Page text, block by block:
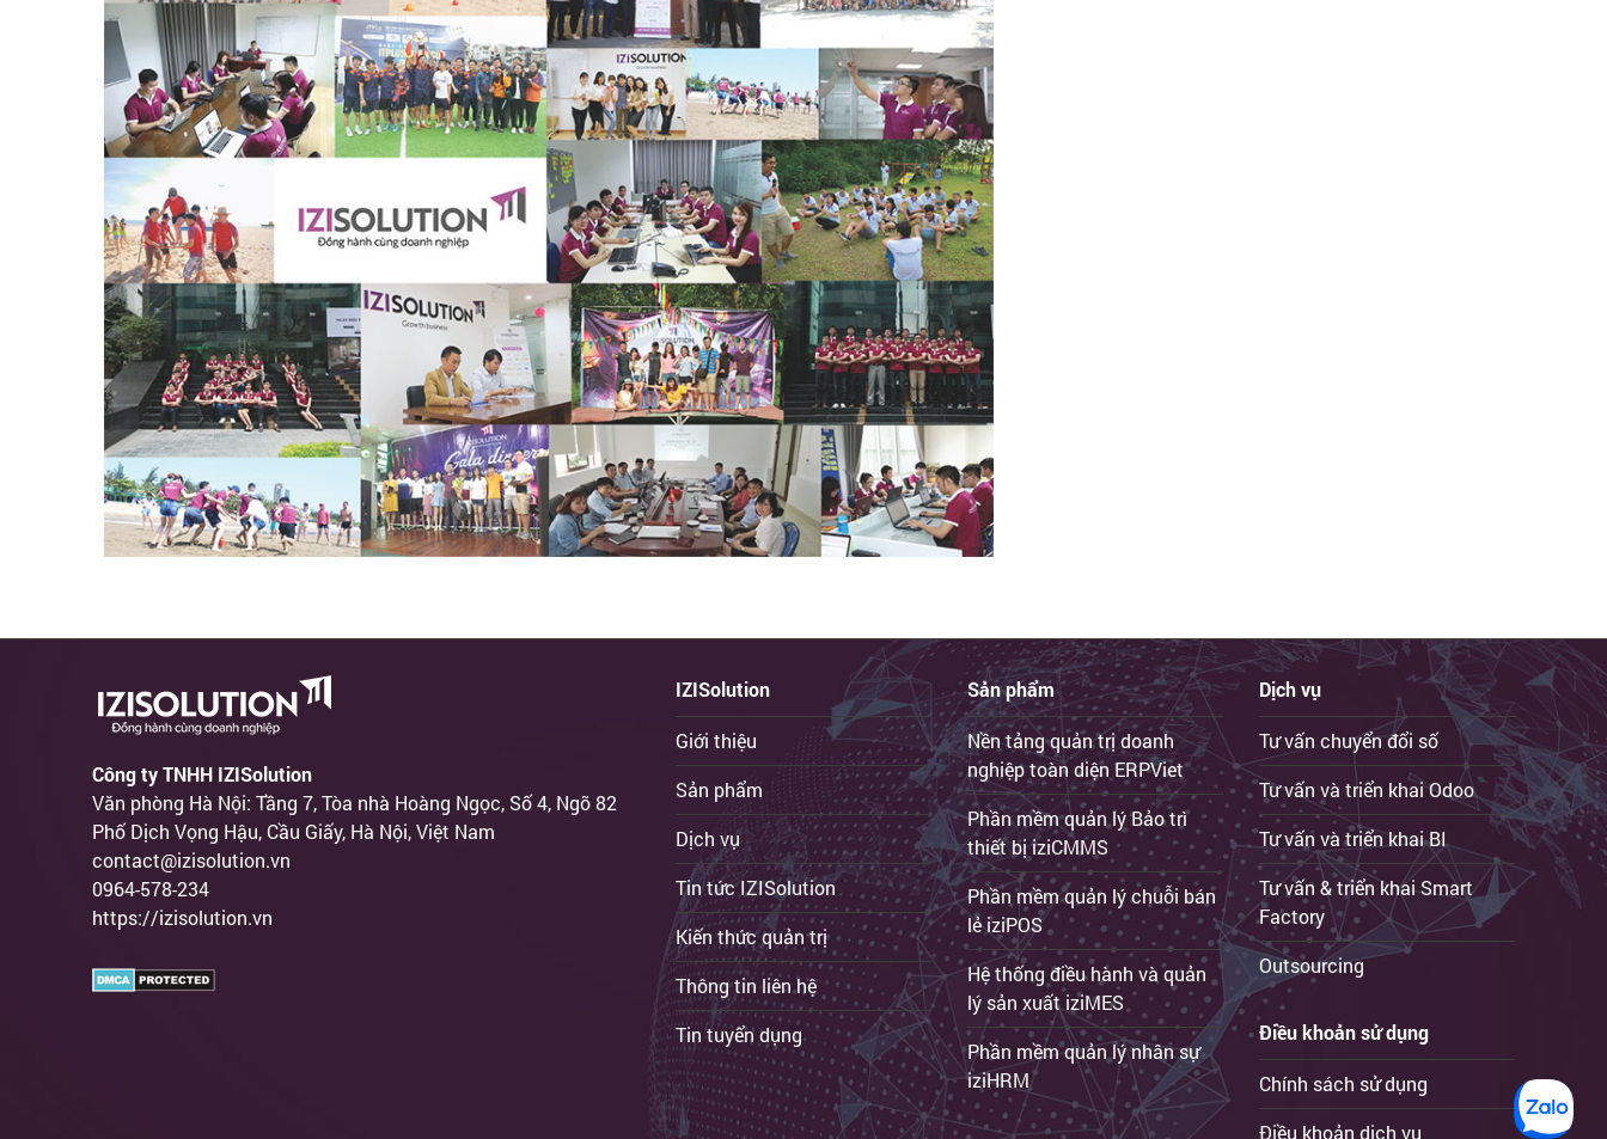
Công ty TNHH IZISolution
Văn phòng Hà Nội: Tầng 7, Tòa nhà Hoàng Ngọc, Số 4, Ngõ 82
Phố Dịch Vọng Hậu, Cầu Giấy, Hà Nội, Việt Nam
contact@izisolution.vn
0964-578-234
https://izisolution.vn
IZISolution
Giới thiệu
Sản phẩm
Dịch vụ
Tin tức IZISolution
Kiến thức quản trị
Thông tin liên hệ
Tin tuyển dụng
Sản phẩm
Nền tảng quản trị doanh
nghiệp toàn diện ERPViet
Phần mềm quản lý Bảo trì
thiết bị iziCMMS
Phần mềm quản lý chuỗi bán
lẻ iziPOS
Hệ thống điều hành và quản
lý sản xuất iziMES
Phần mềm quản lý nhân sự
iziHRM
Dịch vụ
Tư vấn chuyển đổi số
Tư vấn và triển khai Odoo
Tư vấn và triển khai BI
Tư vấn & triển khai Smart
Factory
Outsourcing
Điều khoản sử dụng
Chính sách sử dụng
Điều khoản dịch vụ